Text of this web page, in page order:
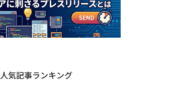
人気記事ランキング